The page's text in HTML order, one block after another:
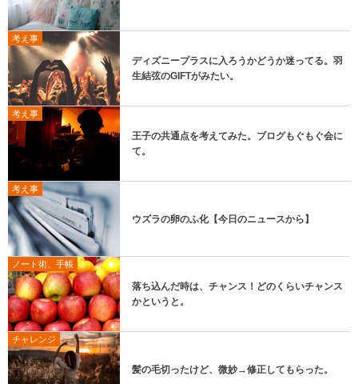
考え事
ディズニープラスに入ろうかどうか迷ってる。羽
生結弦のGIFTがみたい。
考え事
王子の共通点を考えてみた。ブログもぐもぐ会に
て。
考え事
ウズラの卵のふ化【今日のニュースから】
ノート術、手帳
落ち込んだ時は、チャンス！どのくらいチャンス
かというと。
チャレンジ
髪の毛切ったけど、微妙→修正してもらった。